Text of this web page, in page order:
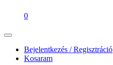
0
Bejelentkezés / Regisztráció
Kosaram